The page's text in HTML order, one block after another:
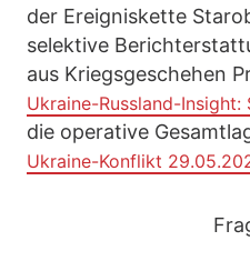
der Ereigniskette
selektive
aus Kriegsgeschehen
Ukraine-Russland-
die operative
Ukraine-Konflikt